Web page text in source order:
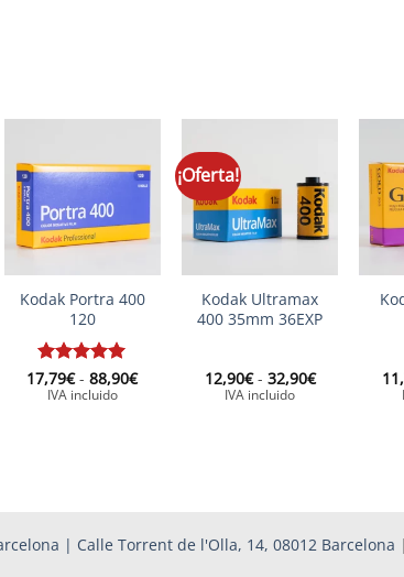
+
Kodak Portra 400
120
Valorado
con5de 5
17,79€ - 88,90€Rango
IVA incluido
¡Oferta!
Kodak Ultramax
400 35mm 36EXP
12,90€ - 32,90€Rango
IVA incluido
| Calle Torrent de l'Olla, 14, 08012 Barcelona